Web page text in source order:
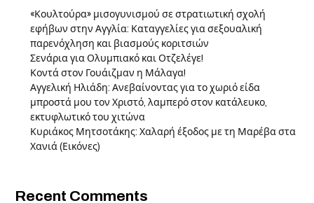
«Κουλτούρα» μισογυνισμού σε στρατιωτική σχολή
εφήβων στην Αγγλία: Καταγγελίες για σεξουαλική
παρενόχληση και βιασμούς κοριτσιών
Σενάρια για Ολυμπιακό και Οτζελέγε!
Κοντά στον Γουάιζμαν η Μάλαγα!
Αγγελική Ηλιάδη: Ανεβαίνοντας για το χωριό είδα
μπροστά μου τον Χριστό, λαμπερό στον κατάλευκο,
εκτυφλωτικό του χιτώνα
Κυριάκος Μητσοτάκης: Χαλαρή έξοδος με τη Μαρέβα στα
Χανιά (Εικόνες)
Recent Comments